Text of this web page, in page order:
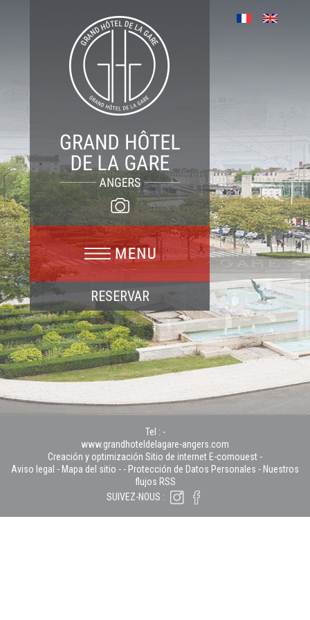
RESERVAR
Tel : -
www.grandhoteldelagare-angers.com
Creación y optimización Sitio de internet E-comouest -
Aviso legal - Mapa del sitio - - Protección de Datos Personales - Nuestros
flujos RSS
SUIVEZ-NOUS :